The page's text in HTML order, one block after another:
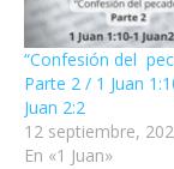
“Confesión del
Parte 2 / 1 Juan
Juan 2:2
12 septiembre,
En «1 Juan»